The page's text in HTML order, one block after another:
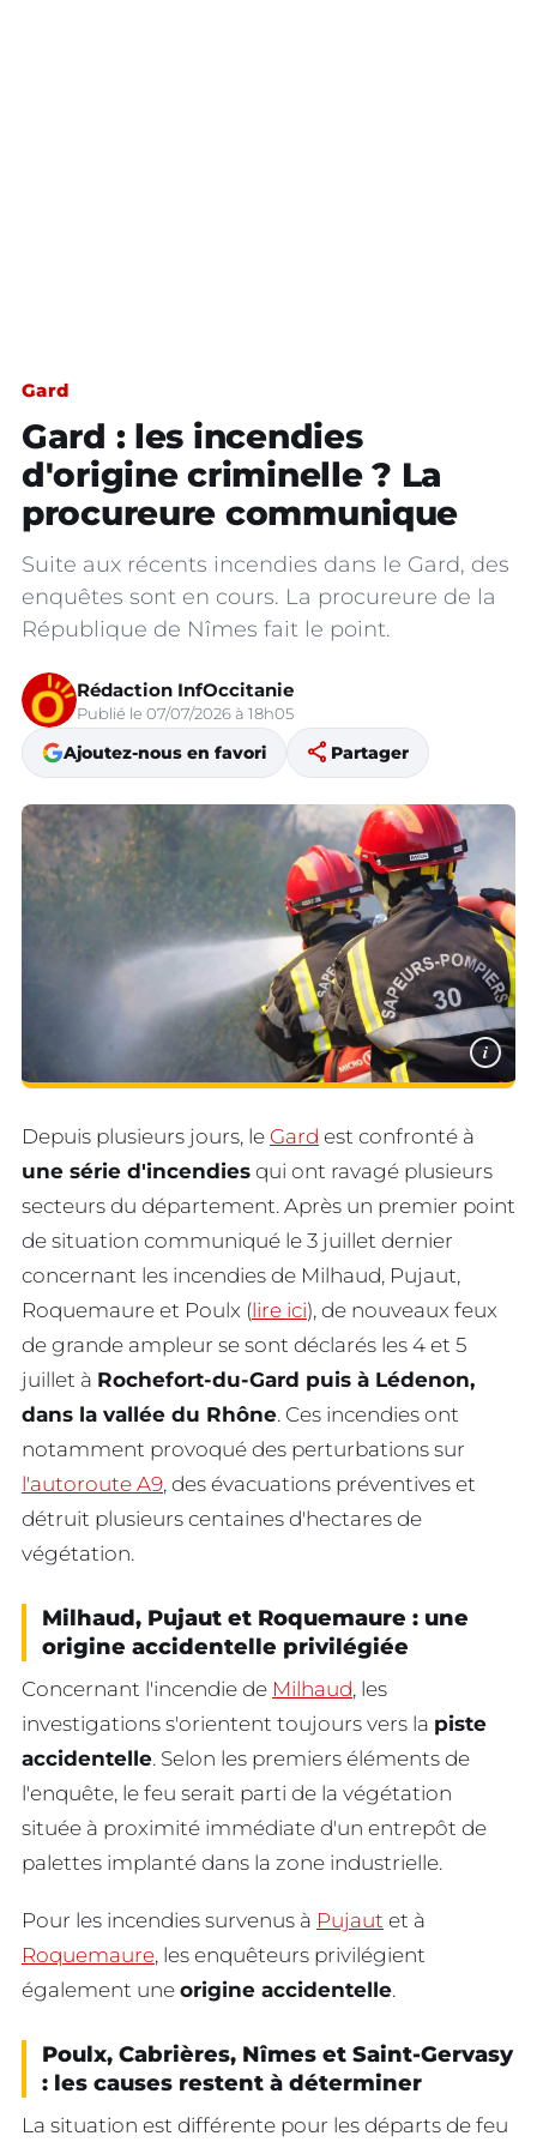
Gard
Gard : les incendies
d'origine criminelle ? La
procureure communique
Suite aux récents incendies dans le Gard, des
enquêtes sont en cours. La procureure de la
République de Nîmes fait le point.
Rédaction InfOccitanie
Publié le 07/07/2026 à 18h05
Ajoutez-nous en favori share Partager
i
Depuis plusieurs jours, le Gard est confronté à
une série d'incendies qui ont ravagé plusieurs
secteurs du département. Après un premier point
de situation communiqué le 3 juillet dernier
concernant les incendies de Milhaud, Pujaut,
Roquemaure et Poulx (lire ici), de nouveaux feux
de grande ampleur se sont déclarés les 4 et 5
juillet à Rochefort-du-Gard puis à Lédenon,
dans la vallée du Rhône. Ces incendies ont
notamment provoqué des perturbations sur
l'autoroute A9, des évacuations préventives et
détruit plusieurs centaines d'hectares de
végétation.
Milhaud, Pujaut et Roquemaure : une
origine accidentelle privilégiée
Concernant l'incendie de Milhaud, les
investigations s'orientent toujours vers la piste
accidentelle. Selon les premiers éléments de
l'enquête, le feu serait parti de la végétation
située à proximité immédiate d'un entrepôt de
palettes implanté dans la zone industrielle.
Pour les incendies survenus à Pujaut et à
Roquemaure, les enquêteurs privilégient
également une origine accidentelle.
Poulx, Cabrières, Nîmes et Saint-Gervasy
: les causes restent à déterminer
La situation est différente pour les départs de feu